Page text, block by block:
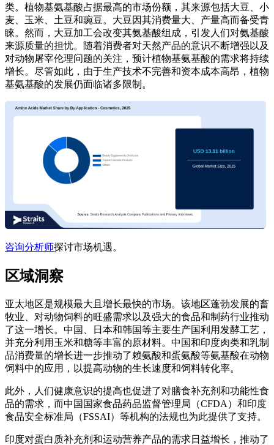
类。植物基氨基酸占据最高的市场份额，其来源包括大豆、小
麦、玉米、土豆和豌豆。大豆因其消费量大、产量高而备受青
睐。然而，大豆加工会改变其氨基酸组成，引发人们对氨基酸
来源质量的担忧。随着消费者对天然产品的意识不断增强以及
对动物屠宰伦理问题的关注，预计植物基氨基酸的需求将持续
增长。尽管如此，由于生产技术不完善和资本成本高昂，植物
基氨基酸的发展仍面临诸多限制。
咨询分析师探讨市场机遇。
区域洞察
亚太地区是规模最大且增长最快的市场。该地区蓬勃发展的畜
牧业、对动物饲料的旺盛需求以及强大的食品和制药行业推动
了这一增长。中国、日本和韩国等主要生产国利用发酵工艺，
并充分利用玉米和糖等丰富的原材料。中国和印度肉类和乳制
品消费量的增长进一步推动了赖氨酸和蛋氨酸等氨基酸在动物
饲料中的应用，以提高动物的生长速度和饲料转化率。
此外，人们健康意识的提高也促进了对膳食补充剂和功能性食
品的需求，而中国国家食品药品监督管理局（CFDA）和印度
食品安全标准局（FSSAI）等机构的法规也为此提供了支持。
印度对蛋白质补充剂和运动营养产品的需求日益增长，推动了